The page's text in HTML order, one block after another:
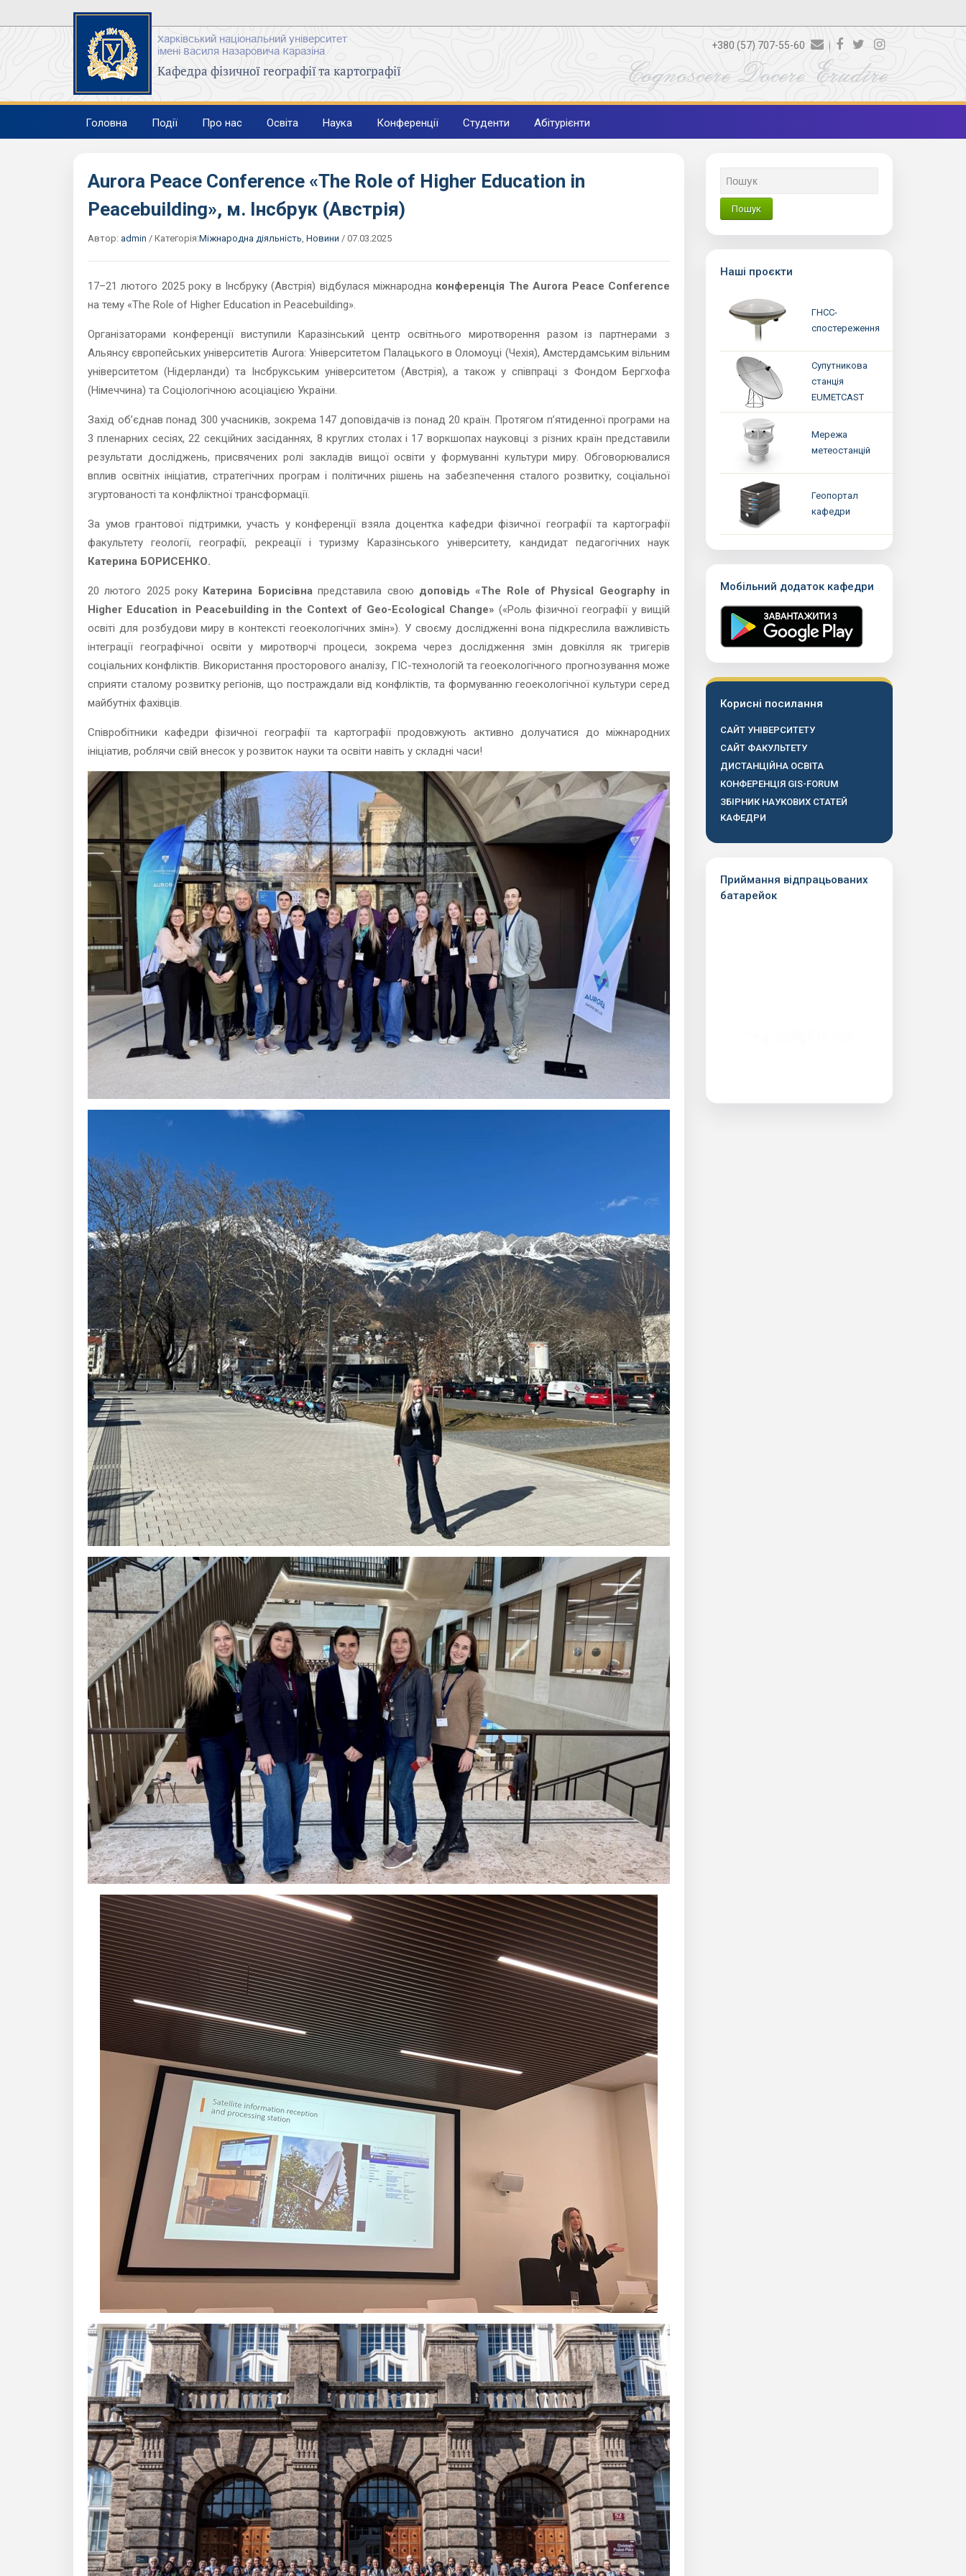
Харківський національний університет
імені Василя Назаровича Каразіна
Кафедра фізичної географії та картографії
+380 (57) 707-55-60
Cognoscere Docere Erudire
Головна Події Про нас Освіта Наука Конференції Студенти Абітурієнти
Aurora Peace Conference «The Role of Higher Education in
Peacebuilding», м. Інсбрук (Австрія)
Автор: admin / Категорія:Міжнародна діяльність, Новини / 07.03.2025
17–21 лютого 2025 року в Інсбруку (Австрія) відбулася міжнародна конференція The Aurora Peace Conference
на тему «The Role of Higher Education in Peacebuilding».
Організаторами конференції виступили Каразінський центр освітнього миротворення разом із партнерами з
Альянсу європейських університетів Aurora: Університетом Палацького в Оломоуці (Чехія), Амстердамським вільним
університетом (Нідерланди) та Інсбрукським університетом (Австрія), а також у співпраці з Фондом Бергхофа
(Німеччина) та Соціологічною асоціацією України.
Захід об’єднав понад 300 учасників, зокрема 147 доповідачів із понад 20 країн. Протягом п’ятиденної програми на
3 пленарних сесіях, 22 секційних засіданнях, 8 круглих столах і 17 воркшопах науковці з різних країн представили
результати досліджень, присвячених ролі закладів вищої освіти у формуванні культури миру. Обговорювалися
вплив освітніх ініціатив, стратегічних програм і політичних рішень на забезпечення сталого розвитку, соціальної
згуртованості та конфліктної трансформації.
За умов грантової підтримки, участь у конференції взяла доцентка кафедри фізичної географії та картографії
факультету геології, географії, рекреації і туризму Каразінського університету, кандидат педагогічних наук
Катерина БОРИСЕНКО.
20 лютого 2025 року Катерина Борисівнапредставила свою доповідь «The Role of Physical Geography in
Higher Education in Peacebuilding in the Context of Geo-Ecological Change» («Роль фізичної географії у вищій
освіті для розбудови миру в контексті геоекологічних змін»). У своєму дослідженні вона підкреслила важливість
інтеграції географічної освіти у миротворчі процеси, зокрема через дослідження змін довкілля як тригерів
соціальних конфліктів. Використання просторового аналізу, ГІС-технологій та геоекологічного прогнозування може
сприяти сталому розвитку регіонів, що постраждали від конфліктів, та формуванню геоекологічної культури серед
майбутніх фахівців.
Співробітники кафедри фізичної географії та картографії продовжують активно долучатися до міжнародних
ініціатив, роблячи свій внесок у розвиток науки та освіти навіть у складні часи!
Наші проєкти
ГНСС-
спостереження
Супутникова
станція
EUMETCAST
Мережа
метеостанцій
Геопортал
кафедри
Мобільний додаток кафедри
Корисні посилання
САЙТ УНІВЕРСИТЕТУ
САЙТ ФАКУЛЬТЕТУ
ДИСТАНЦІЙНА ОСВІТА
КОНФЕРЕНЦІЯ GIS-FORUM
ЗБІРНИК НАУКОВИХ СТАТЕЙ
КАФЕДРИ
Приймання відпрацьованих
батарейок